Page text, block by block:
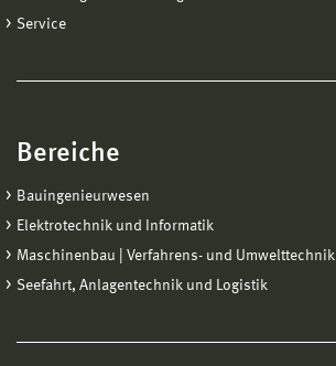
Service
Bereiche
Bauingenieurwesen
Elektrotechnik und Informatik
Maschinenbau | Verfahrens- und Umwelttechnik
Seefahrt, Anlagentechnik und Logistik